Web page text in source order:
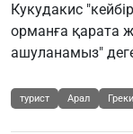
Кукудакис
орманға қарата
ашуланамыз"
турист Арал